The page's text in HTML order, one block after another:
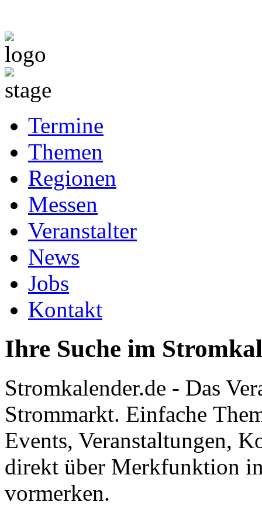
Termine
Themen
Regionen
Messen
Veranstalter
News
Jobs
Kontakt
Ihre Suche im
Stromkalender.de - Das
Strommarkt. Einfache
Events, Veranstaltungen,
direkt über Merkfunktion
vormerken.